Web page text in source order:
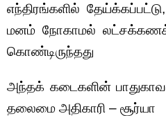
எந்திரங்களில்
மனம் நோகாமல்
கொண்டிருந்தது
அந்தக் கடைகளின்
தலைமை அதிகாரி – சூர்யா